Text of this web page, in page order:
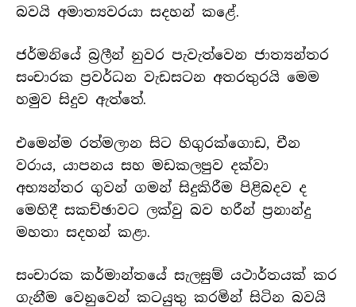
බවයි අමාත්‍යවරයා සදහන් කළේ.
ජර්මනියේ බ්‍රලීන් නුවර පැවැත්වෙන ජාත්‍යන්තර
සංචාරක ප්‍රවර්ධන වැඩසටන අතරතුරයි මෙම
හමුව සිදුව ඇත්තේ.
එමෙන්ම රත්මලාන සිට හිගුරක්ගොඩ, චීන
වරාය, යාපනය සහ මඩකලපුව දක්වා
අභ්‍යන්තර ගුවන් ගමන් සිදුකිරීම පිළිබදව ද
මෙහිදී සකච්ඡාවට ලක්වු බව හරීන් ප්‍රනාන්දු
මහතා සදහන් කළා.
සංචාරක කර්මාන්තයේ සැලසුම් යථාර්තයක් කර
ගැනීම වෙනුවෙන් කටයුතු කරමින් සිටින බවයි